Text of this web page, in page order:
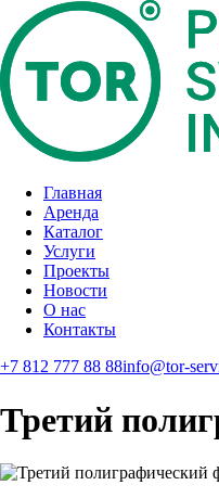
Главная
Аренда
Каталог
Услуги
Проекты
Новости
О нас
Контакты
+7 812 777 88 88info@tor-
Третий